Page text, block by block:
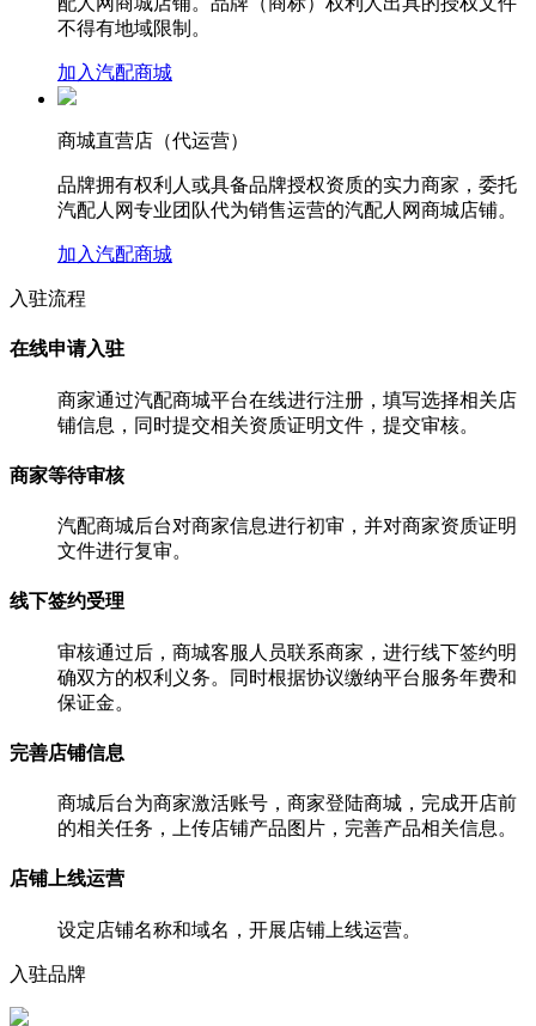
不得有地域限制。
加入汽配商城
商城直营店（代运营）
品牌拥有权利人或具备品牌授权资质的实力商家，委托
汽配人网专业团队代为销售运营的汽配人网商城店铺。
加入汽配商城
入驻流程
在线申请入驻
商家通过汽配商城平台在线进行注册，填写选择相关店
铺信息，同时提交相关资质证明文件，提交审核。
商家等待审核
汽配商城后台对商家信息进行初审，并对商家资质证明
文件进行复审。
线下签约受理
审核通过后，商城客服人员联系商家，进行线下签约明
确双方的权利义务。同时根据协议缴纳平台服务年费和
保证金。
完善店铺信息
商城后台为商家激活账号，商家登陆商城，完成开店前
的相关任务，上传店铺产品图片，完善产品相关信息。
店铺上线运营
设定店铺名称和域名，开展店铺上线运营。
入驻品牌